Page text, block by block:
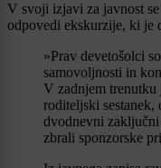
V svoji izjavi za javnost
odpovedi ekskurzije, ki je
»Prav devetošolci
samovoljnosti in
V zadnjem trenutku
roditeljski sestanek,
dvodnevni
zbrali sponzorske